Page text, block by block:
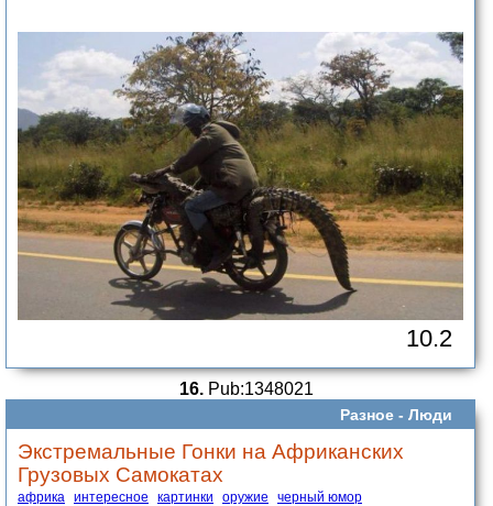
10.2
16. Pub:1348021
Разное - Люди
Экстремальные Гонки на Африканских
Грузовых Самокатах
африка интересное картинки оружие черный юмор